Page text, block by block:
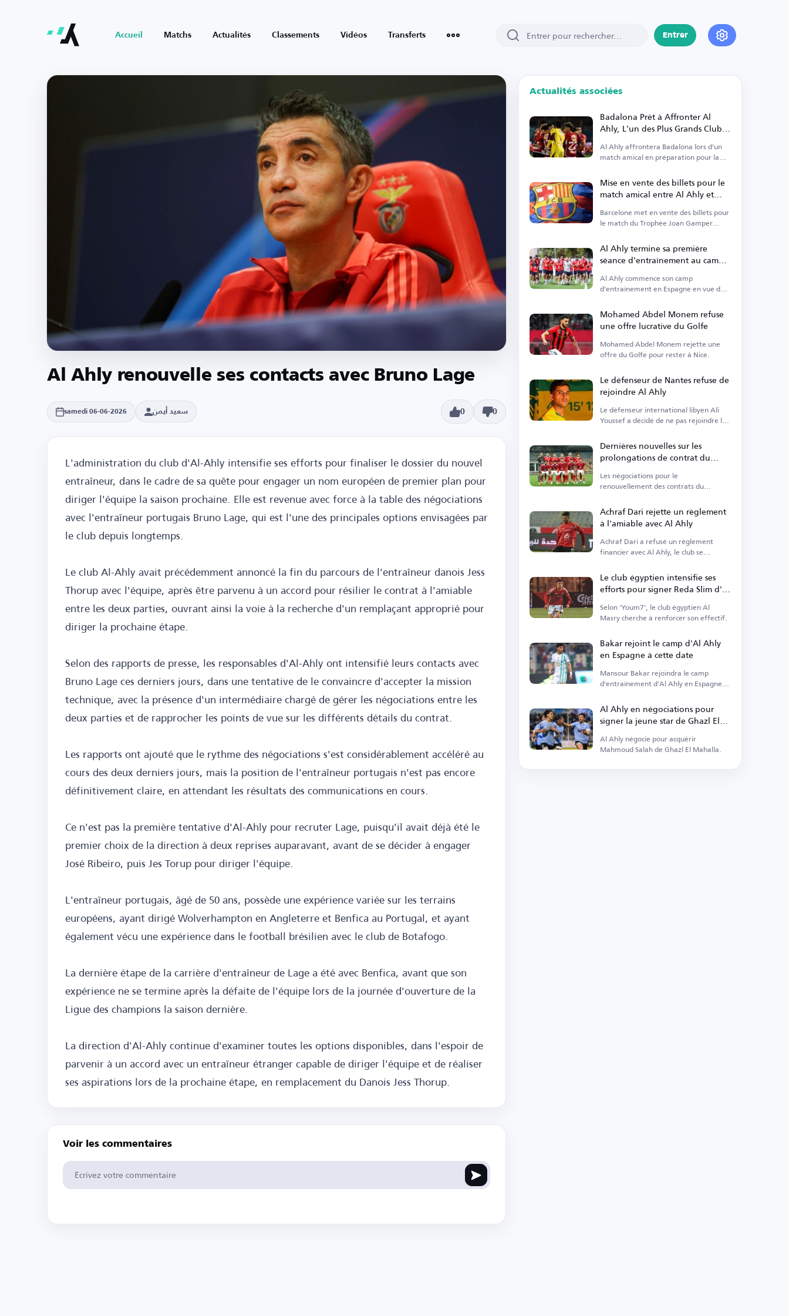
Accueil Matchs Actualités Classements Vidéos Transferts Entrer
Al Ahly renouvelle ses contacts avec Bruno Lage
samedi 06-06-2026 سعيد أيمن 0 0
L'administration du club d'Al-Ahly intensifie ses efforts pour finaliser le dossier du nouvel
entraîneur, dans le cadre de sa quête pour engager un nom européen de premier plan pour
diriger l'équipe la saison prochaine. Elle est revenue avec force à la table des négociations
avec l'entraîneur portugais Bruno Lage, qui est l'une des principales options envisagées par
le club depuis longtemps.
Le club Al-Ahly avait précédemment annoncé la fin du parcours de l'entraîneur danois Jess
Thorup avec l'équipe, après être parvenu à un accord pour résilier le contrat à l'amiable
entre les deux parties, ouvrant ainsi la voie à la recherche d'un remplaçant approprié pour
diriger la prochaine étape.
Selon des rapports de presse, les responsables d'Al-Ahly ont intensifié leurs contacts avec
Bruno Lage ces derniers jours, dans une tentative de le convaincre d'accepter la mission
technique, avec la présence d'un intermédiaire chargé de gérer les négociations entre les
deux parties et de rapprocher les points de vue sur les différents détails du contrat.
Les rapports ont ajouté que le rythme des négociations s'est considérablement accéléré au
cours des deux derniers jours, mais la position de l'entraîneur portugais n'est pas encore
définitivement claire, en attendant les résultats des communications en cours.
Ce n'est pas la première tentative d'Al-Ahly pour recruter Lage, puisqu'il avait déjà été le
premier choix de la direction à deux reprises auparavant, avant de se décider à engager
José Ribeiro, puis Jes Torup pour diriger l'équipe.
L'entraîneur portugais, âgé de 50 ans, possède une expérience variée sur les terrains
européens, ayant dirigé Wolverhampton en Angleterre et Benfica au Portugal, et ayant
également vécu une expérience dans le football brésilien avec le club de Botafogo.
La dernière étape de la carrière d'entraîneur de Lage a été avec Benfica, avant que son
expérience ne se termine après la défaite de l'équipe lors de la journée d'ouverture de la
Ligue des champions la saison dernière.
La direction d'Al-Ahly continue d'examiner toutes les options disponibles, dans l'espoir de
parvenir à un accord avec un entraîneur étranger capable de diriger l'équipe et de réaliser
ses aspirations lors de la prochaine étape, en remplacement du Danois Jess Thorup.
Voir les commentaires
Actualités associées
Badalona Prêt à Affronter Al
Ahly, L'un des Plus Grands Clubs
du Monde
Al Ahly affrontera Badalona lors d'un
match amical en préparation pour la
Mise en vente des billets pour le
match amical entre Al Ahly et
Barcelone
Barcelone met en vente des billets pour
le match du Trophée Joan Gamper
Al Ahly termine sa première
séance d'entraînement au camp
en Espagne
Al Ahly commence son camp
d'entraînement en Espagne en vue de
Mohamed Abdel Monem refuse
une offre lucrative du Golfe
Mohamed Abdel Monem rejette une
offre du Golfe pour rester à Nice.
Le défenseur de Nantes refuse de
rejoindre Al Ahly
Le défenseur international libyen Ali
Youssef a décidé de ne pas rejoindre le
Dernières nouvelles sur les
prolongations de contrat du
quatuor d'Al Ahly
Les négociations pour le
renouvellement des contrats du
cours.
Achraf Dari rejette un règlement
à l'amiable avec Al Ahly
Achraf Dari a refusé un règlement
financier avec Al Ahly, le club se
Le club égyptien intensifie ses
efforts pour signer Reda Slim d'Al
Ahly
Selon 'Youm7', le club égyptien Al
Masry cherche à renforcer son effectif.
Bakar rejoint le camp d'Al Ahly
en Espagne à cette date
Mansour Bakar rejoindra le camp
d'entraînement d'Al Ahly en Espagne
personnelles.
Al Ahly en négociations pour
signer la jeune star de Ghazl El
Mahalla
Al Ahly négocie pour acquérir
Mahmoud Salah de Ghazl El Mahalla.